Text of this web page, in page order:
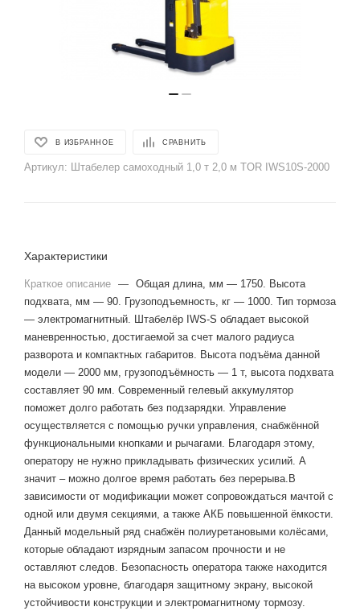
В ИЗБРАННОЕ СРАВНИТЬ
Артикул: Штабелер самоходный 1,0 т 2,0 м TOR IWS10S-2000
Характеристики
Краткое описание — Общая длина, мм — 1750. Высота
подхвата, мм — 90. Грузоподъемность, кг — 1000. Тип тормоза
— электромагнитный. Штабелёр IWS-S обладает высокой
маневренностью, достигаемой за счет малого радиуса
разворота и компактных габаритов. Высота подъёма данной
модели — 2000 мм, грузоподъёмность — 1 т, высота подхвата
составляет 90 мм. Современный гелевый аккумулятор
поможет долго работать без подзарядки. Управление
осуществляется с помощью ручки управления, снабжённой
функциональными кнопками и рычагами. Благодаря этому,
оператору не нужно прикладывать физических усилий. А
значит – можно долгое время работать без перерыва.В
зависимости от модификации может сопровождаться мачтой с
одной или двумя секциями, а также АКБ повышенной ёмкости.
Данный модельный ряд снабжён полиуретановыми колёсами,
которые обладают изрядным запасом прочности и не
оставляют следов. Безопасность оператора также находится
на высоком уровне, благодаря защитному экрану, высокой
устойчивости конструкции и электромагнитному тормозу.